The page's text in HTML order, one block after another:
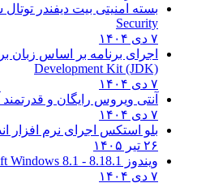
بسته امنیتی بیت دیفندر توتال
Security
اجرای برنامه بر اساس زبان
Development Kit (JDK)
آنتی ویروس رایگان و قدرتمند آویرا
بلو استکس اجرای نرم افزار
ویندوز 8.18.1 - Microsoft Windows 8.1